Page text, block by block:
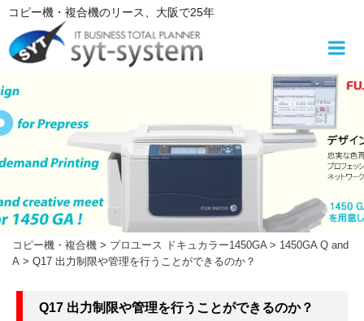
コ
テ
ツ
ス
ッ
コピー機・複合機のリース 、大阪で25年
コピー機・複合機 > プロユース ドキュカラー1450GA> 1450GA Q and
A > Q17 出力制限や管理を行うことができるのか？
Q17 出力制限や管理を行うことができるのか？